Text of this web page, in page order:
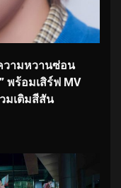
วามหวานซ่อน
พร้อมเสิร์ฟ MV
มเติมสีสัน